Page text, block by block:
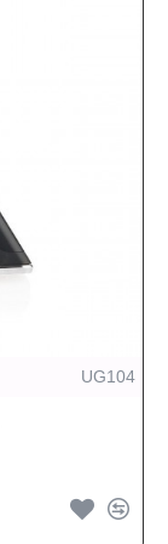
UG104